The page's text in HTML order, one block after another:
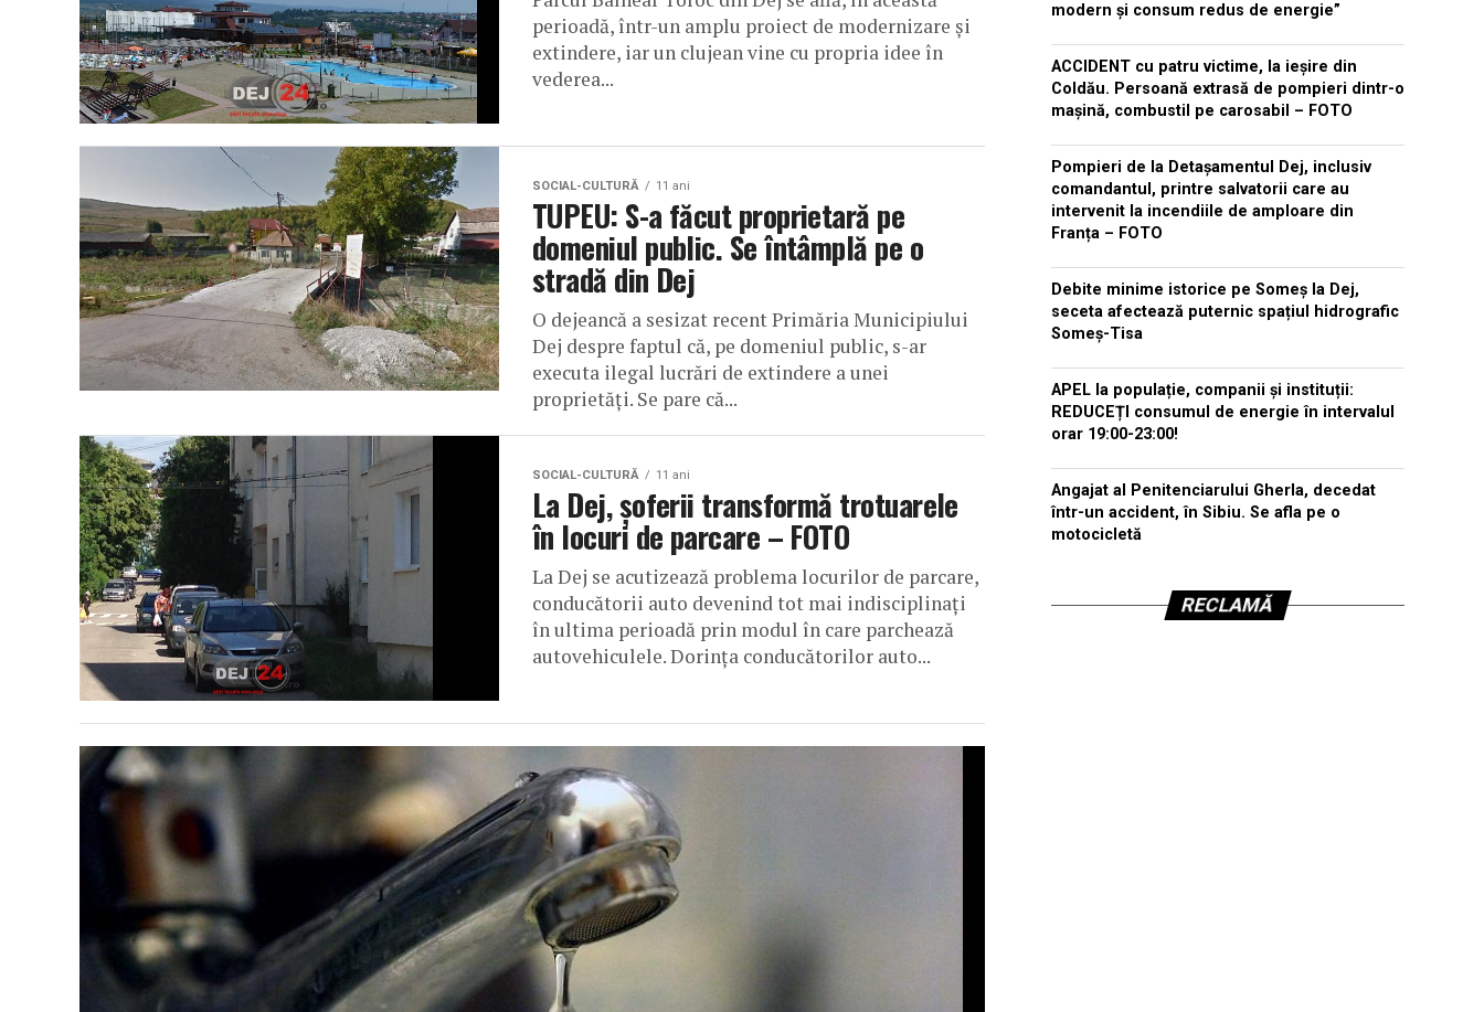
perioadă, într-un amplu proiect de modernizare și
extindere, iar un clujean vine cu propria idee în
vederea...
SOCIAL-CULTURĂ 11 ani
TUPEU: S-a făcut proprietară pe
domeniul public. Se întâmplă pe o
stradă din Dej
O dejeancă a sesizat recent Primăria Municipiului
Dej despre faptul că, pe domeniul public, s-ar
executa ilegal lucrări de extindere a unei
proprietăți. Se pare că...
SOCIAL-CULTURĂ 11 ani
La Dej, șoferii transformă trotuarele
în locuri de parcare – FOTO
La Dej se acutizează problema locurilor de parcare,
conducătorii auto devenind tot mai indisciplinați
în ultima perioadă prin modul în care parchează
autovehiculele. Dorința conducătorilor auto...
modern și consum redus de energie”
ACCIDENT cu patru victime, la ieșire din
Coldău. Persoană extrasă de pompieri dintr-o
mașină, combustil pe carosabil – FOTO
Pompieri de la Detașamentul Dej, inclusiv
comandantul, printre salvatorii care au
intervenit la incendiile de amploare din
Franța – FOTO
Debite minime istorice pe Someș la Dej,
seceta afectează puternic spațiul hidrografic
Someș-Tisa
APEL la populație, companii și instituții:
REDUCEȚI consumul de energie în intervalul
orar 19:00-23:00!
Angajat al Penitenciarului Gherla, decedat
într-un accident, în Sibiu. Se afla pe o
motocicletă
RECLAMĂ